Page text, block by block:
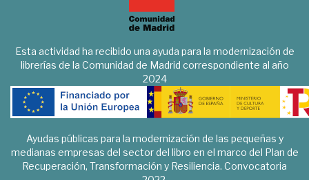
Esta actividad ha recibido una ayuda para la modernización de
librerías de la Comunidad de Madrid correspondiente al año
2024
Ayudas públicas para la modernización de las pequeñas y
medianas empresas del sector del libro en el marco del Plan de
Recuperación, Transformación y Resiliencia. Convocatoria